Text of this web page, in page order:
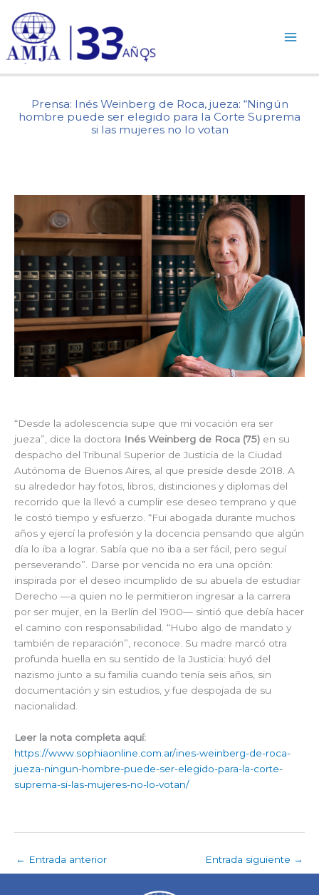
contenido
Prensa: Inés Weinberg de Roca, jueza: “Ningún
hombre puede ser elegido para la Corte Suprema
si las mujeres no lo votan
“Desde la adolescencia supe que mi vocación era ser
jueza”, dice la doctora Inés Weinberg de Roca (75) en su
despacho del Tribunal Superior de Justicia de la Ciudad
Autónoma de Buenos Aires, al que preside desde 2018. A
su alrededor hay fotos, libros, distinciones y diplomas del
recorrido que la llevó a cumplir ese deseo temprano y que
le costó tiempo y esfuerzo. “Fui abogada durante muchos
años y ejercí la profesión y la docencia pensando que algún
día lo iba a lograr. Sabía que no iba a ser fácil, pero seguí
perseverando”. Darse por vencida no era una opción:
inspirada por el deseo incumplido de su abuela de estudiar
Derecho —a quien no le permitieron ingresar a la carrera
por ser mujer, en la Berlín del 1900— sintió que debía hacer
el camino con responsabilidad. “Hubo algo de mandato y
también de reparación”, reconoce. Su madre marcó otra
profunda huella en su sentido de la Justicia: huyó del
nazismo junto a su familia cuando tenía seis años, sin
documentación y sin estudios, y fue despojada de su
nacionalidad.
Leer la nota completa aquí:
https://www.sophiaonline.com.ar/ines-weinberg-de-roca-
jueza-ningun-hombre-puede-ser-elegido-para-la-corte-
suprema-si-las-mujeres-no-lo-votan/
← Entrada anterior Entrada siguiente →